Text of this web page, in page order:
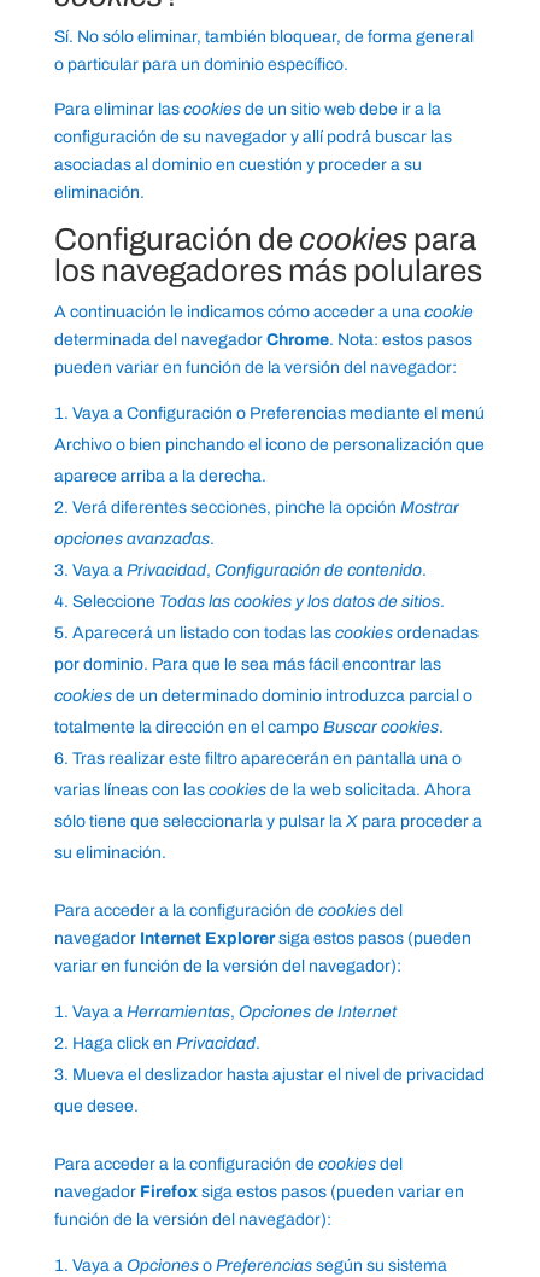
Sí. No sólo eliminar, también bloquear, de forma general
o particular para un dominio específico.
Para eliminar las cookiesde un sitio web debe ir a la
configuración de su navegador y allí podrá buscar las
asociadas al dominio en cuestión y proceder a su
eliminación.
Configuración de cookiespara
los navegadores más polulares
A continuación le indicamos cómo acceder a una cookie
determinada del navegador Chrome. Nota: estos pasos
pueden variar en función de la versión del navegador:
Vaya a Configuración o Preferencias mediante el menú
Archivo o bien pinchando el icono de personalización que
aparece arriba a la derecha.
Verá diferentes secciones, pinche la opción Mostrar
opciones avanzadas.
Vaya a Privacidad, Configuración de contenido.
Seleccione Todas las cookiesy los datos de sitios.
Aparecerá un listado con todas las cookiesordenadas
por dominio. Para que le sea más fácil encontrar las
cookiesde un determinado dominio introduzca parcial o
totalmente la dirección en el campo Buscar cookies.
Tras realizar este filtro aparecerán en pantalla una o
varias líneas con las cookiesde la web solicitada. Ahora
sólo tiene que seleccionarla y pulsar laXpara proceder a
su eliminación.
Para acceder a la configuración de cookiesdel
navegador Internet Explorersiga estos pasos (pueden
variar en función de la versión del navegador):
Vaya a Herramientas, Opciones de Internet
Haga click en Privacidad.
Mueva el deslizador hasta ajustar el nivel de privacidad
que desee.
Para acceder a la configuración de cookiesdel
navegador Firefoxsiga estos pasos (pueden variar en
función de la versión del navegador):
Vaya a Opcioneso Preferenciassegún su sistema